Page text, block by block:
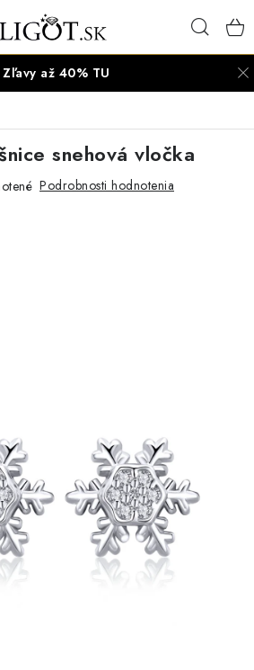
výmena, reklamácia
Kontakt
Ochrana súkromia
Zľavy až 40% TU
snehová vločka
Podrobnosti hodnotenia